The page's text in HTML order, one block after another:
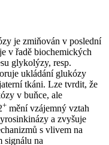
je zmiňován v poslední
v řadě biochemických
glykolýzy, resp.
ukládání glukózy
tkáni. Lze tvrdit, že
v buňce, ale
+ mění vzájemný vztah
a zvyšuje
s vlivem na
signálu na